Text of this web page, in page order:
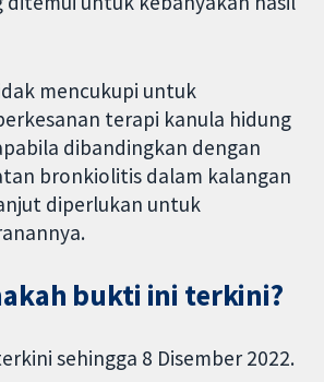
mencukupi untuk
terapi kanula hidung
dibandingkan dengan
bronkiolitis dalam kalangan
diperlukan untuk
bukti ini terkini?
sehingga 8 Disember 2022.